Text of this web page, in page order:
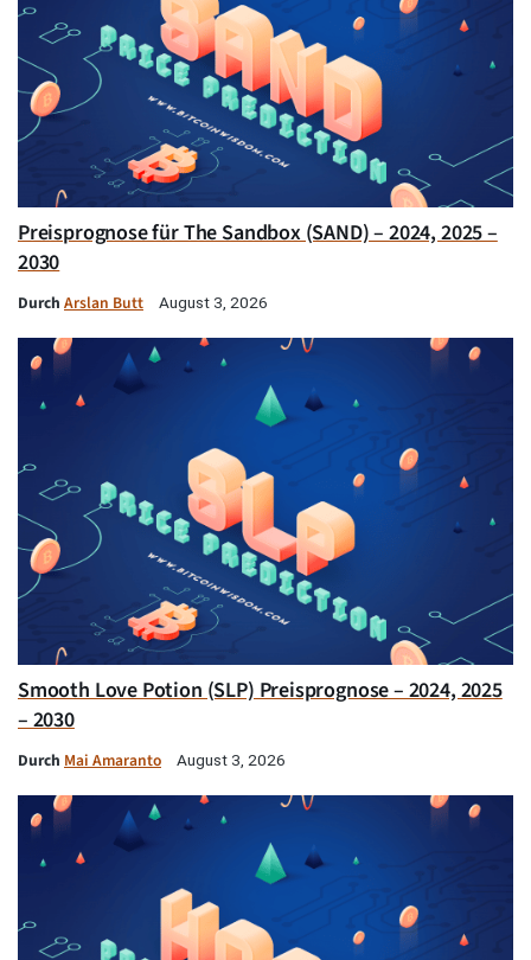
Preisprognose für The Sandbox (SAND) – 2024, 2025 –
2030
Durch Arslan Butt August 3, 2026
Smooth Love Potion (SLP) Preisprognose – 2024, 2025
– 2030
Durch Mai Amaranto August 3, 2026